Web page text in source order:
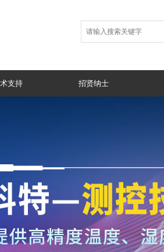
支持 招贤纳士